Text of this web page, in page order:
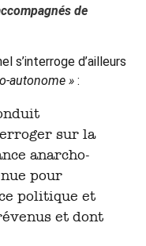
de
s’interroge d’ailleurs
autonome » :
sur la
anarcho-
pour
politique et
et dont